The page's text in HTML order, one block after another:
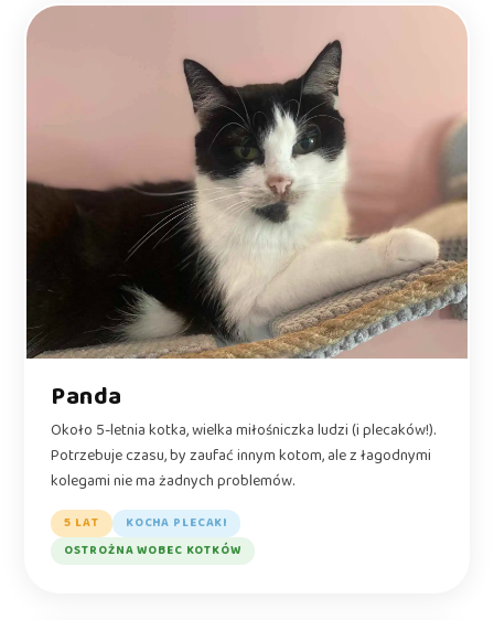
Panda
Około 5-letnia kotka, wielka miłośniczka ludzi (i plecaków!).
Potrzebuje czasu, by zaufać innym kotom, ale z łagodnymi
kolegami nie ma żadnych problemów.
5 LAT
KOCHA PLECAKI
OSTROŻNA WOBEC KOTKÓW